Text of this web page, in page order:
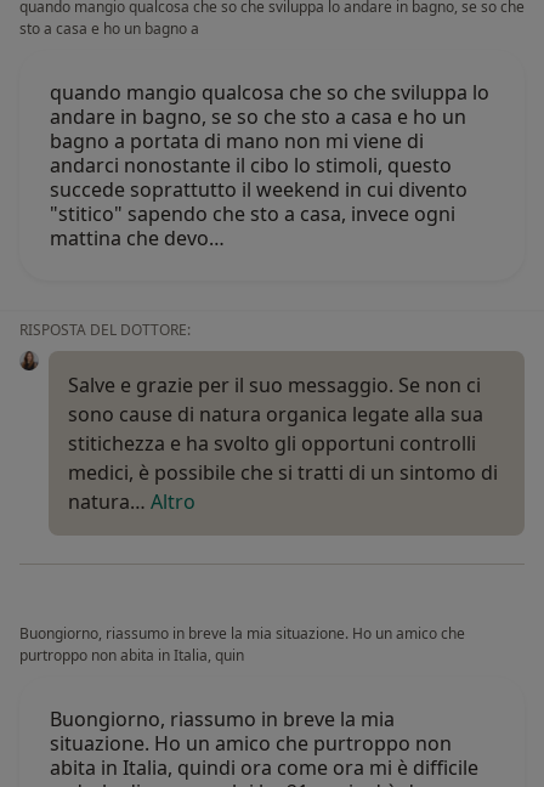
quando mangio qualcosa che so che sviluppa lo andare in bagno, se so che
sto a casa e ho un bagno a
quando mangio qualcosa che so che sviluppa lo
andare in bagno, se so che sto a casa e ho un
bagno a portata di mano non mi viene di
andarci nonostante il cibo lo stimoli, questo
succede soprattutto il weekend in cui divento
"stitico" sapendo che sto a casa, invece ogni
mattina che devo…
RISPOSTA DEL DOTTORE:
Salve e grazie per il suo messaggio. Se non ci
sono cause di natura organica legate alla sua
stitichezza e ha svolto gli opportuni controlli
medici, è possibile che si tratti di un sintomo di
natura… Altro
Buongiorno, riassumo in breve la mia situazione. Ho un amico che
purtroppo non abita in Italia, quin
Buongiorno, riassumo in breve la mia
situazione. Ho un amico che purtroppo non
abita in Italia, quindi ora come ora mi è difficile